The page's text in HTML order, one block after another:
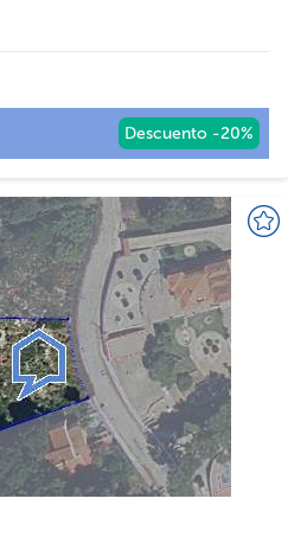
Descuento -20%